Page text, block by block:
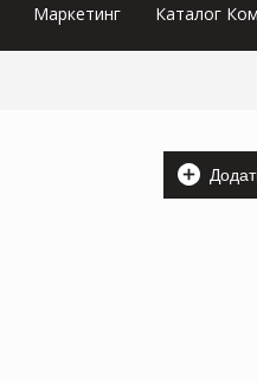
Маркетинг Каталог